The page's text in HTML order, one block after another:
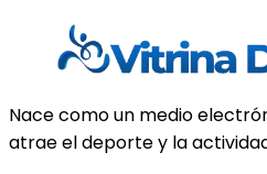
Nace como un medio
atrae el deporte y la